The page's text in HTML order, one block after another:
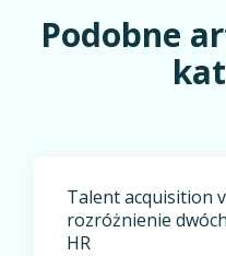
Podobne
Talent acquisition
rozróżnienie
HR